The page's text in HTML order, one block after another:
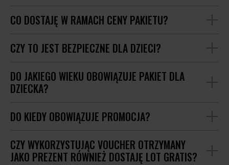
CO DOSTAJĘ W RAMACH CENY PAKIETU?
CZY TO JEST BEZPIECZNE DLA DZIECI?
DO JAKIEGO WIEKU OBOWIĄZUJE PAKIET DLA
DZIECKA?
DO KIEDY OBOWIĄZUJE PROMOCJA?
CZY WYKORZYSTUJĄC VOUCHER OTRZYMANY
JAKO PREZENT RÓWNIEŻ DOSTAJĘ LOT GRATIS?